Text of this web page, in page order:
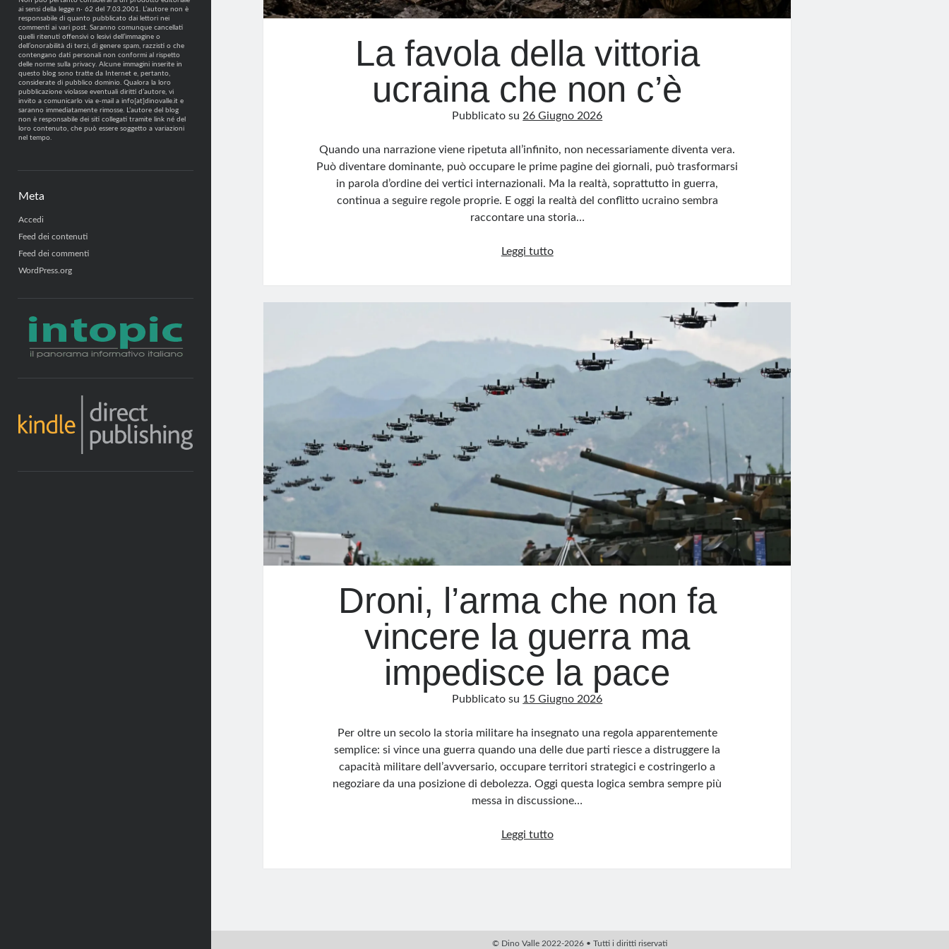
ai sensi della legge n· 62 del 7.03.2001. L’autore non è
responsabile di quanto pubblicato dai lettori nei
commenti ai vari post. Saranno comunque cancellati
quelli ritenuti offensivi o lesivi dell’immagine o
dell’onorabilità di terzi, di genere spam, razzisti o che
contengano dati personali non conformi al rispetto
delle norme sulla privacy. Alcune immagini inserite in
questo blog sono tratte da Internet e, pertanto,
considerate di pubblico dominio. Qualora la loro
pubblicazione violasse eventuali diritti d’autore, vi
invito a comunicarlo via e-mail a info[at]dinovalle.it e
saranno immediatamente rimosse. L’autore del blog
non è responsabile dei siti collegati tramite link né del
loro contenuto, che può essere soggetto a variazioni
nel tempo.
Meta
Accedi
Feed dei contenuti
Feed dei commenti
WordPress.org
La favola della vittoria
ucraina che non c’è
Pubblicato su 26 Giugno 2026
Quando una narrazione viene ripetuta all’infinito, non necessariamente diventa vera.
Può diventare dominante, può occupare le prime pagine dei giornali, può trasformarsi
in parola d’ordine dei vertici internazionali. Ma la realtà, soprattutto in guerra,
continua a seguire regole proprie. E oggi la realtà del conflitto ucraino sembra
raccontare una storia…
Leggi tuttoLa
non
c’è
Droni, l’arma che non fa
vincere la guerra ma
impedisce la pace
Pubblicato su 15 Giugno 2026
Per oltre un secolo la storia militare ha insegnato una regola apparentemente
semplice: si vince una guerra quando una delle due parti riesce a distruggere la
capacità militare dell’avversario, occupare territori strategici e costringerlo a
negoziare da una posizione di debolezza. Oggi questa logica sembra sempre più
messa in discussione…
Leggi tuttoDroni,
© Dino Valle 2022-2026 • Tutti i diritti riservati